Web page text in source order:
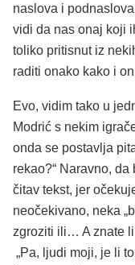
naslova i
vidi da nas onaj koji
toliko pritisnut iz
raditi onako kako i
Evo, vidim tako u
Modrić s nekim
onda se postavlja
rekao?“ Naravno,
čitav tekst, jer
neočekivano, neka
zgroziti ili… A znate li
„Pa, ljudi moji, je li